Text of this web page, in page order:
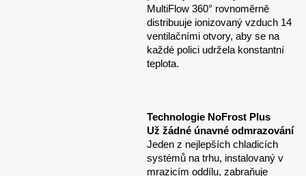
MultiFlow 360° rovnoměrně
distribuuje ionizovaný vzduch 14
ventilačními otvory, aby se na
každé polici udržela konstantní
teplota.
Technologie NoFrost Plus
Už žádné únavné odmrazování
Jeden z nejlepších chladicích
systémů na trhu, instalovaný v
mrazicím oddílu, zabraňuje